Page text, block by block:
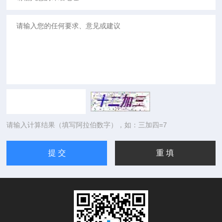
请输入计算结果（填写阿拉伯数字），如：三加四=7